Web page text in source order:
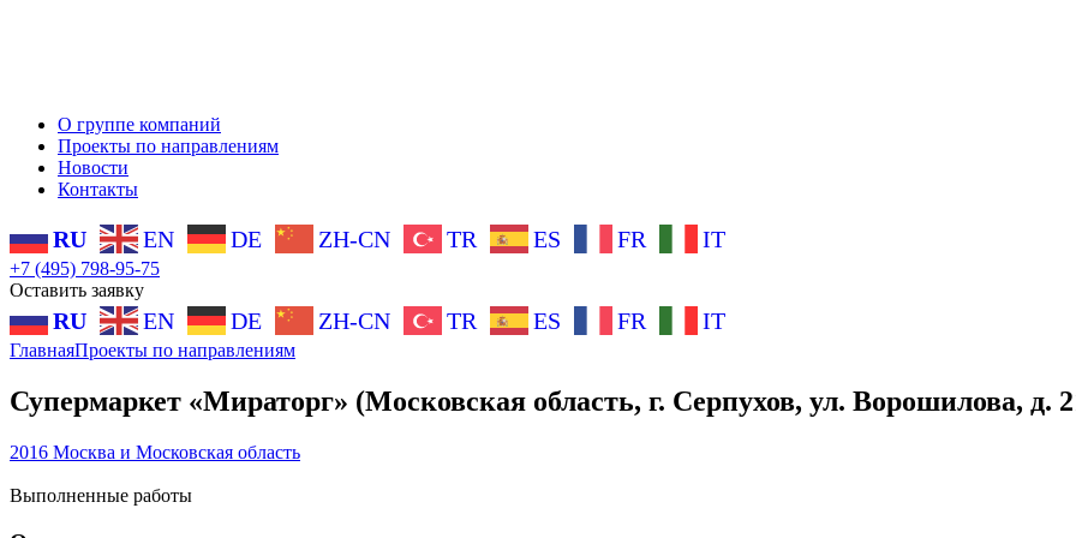
О группе компаний
Проекты по направлениям
Новости
Контакты
RU EN DE ZH-CN TR ES FR IT
+7 (495) 798-95-75
Оставить заявку
RU EN DE ZH-CN TR ES FR IT
ГлавнаяПроекты по направлениям
Супермаркет «Мираторг» (Московская область, г. Серпухов, ул. Ворошилова, д.
2016 Москва и Московская область
Выполненные работы